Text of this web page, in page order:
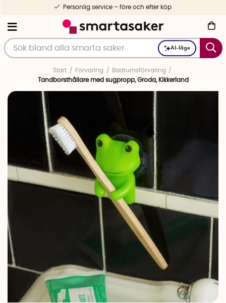
AI-läge
Personlig service – före och efter köp
Start Förvaring
Badrumsförvaring
Tandborsthållare med sugpropp, Groda, Kikkerland